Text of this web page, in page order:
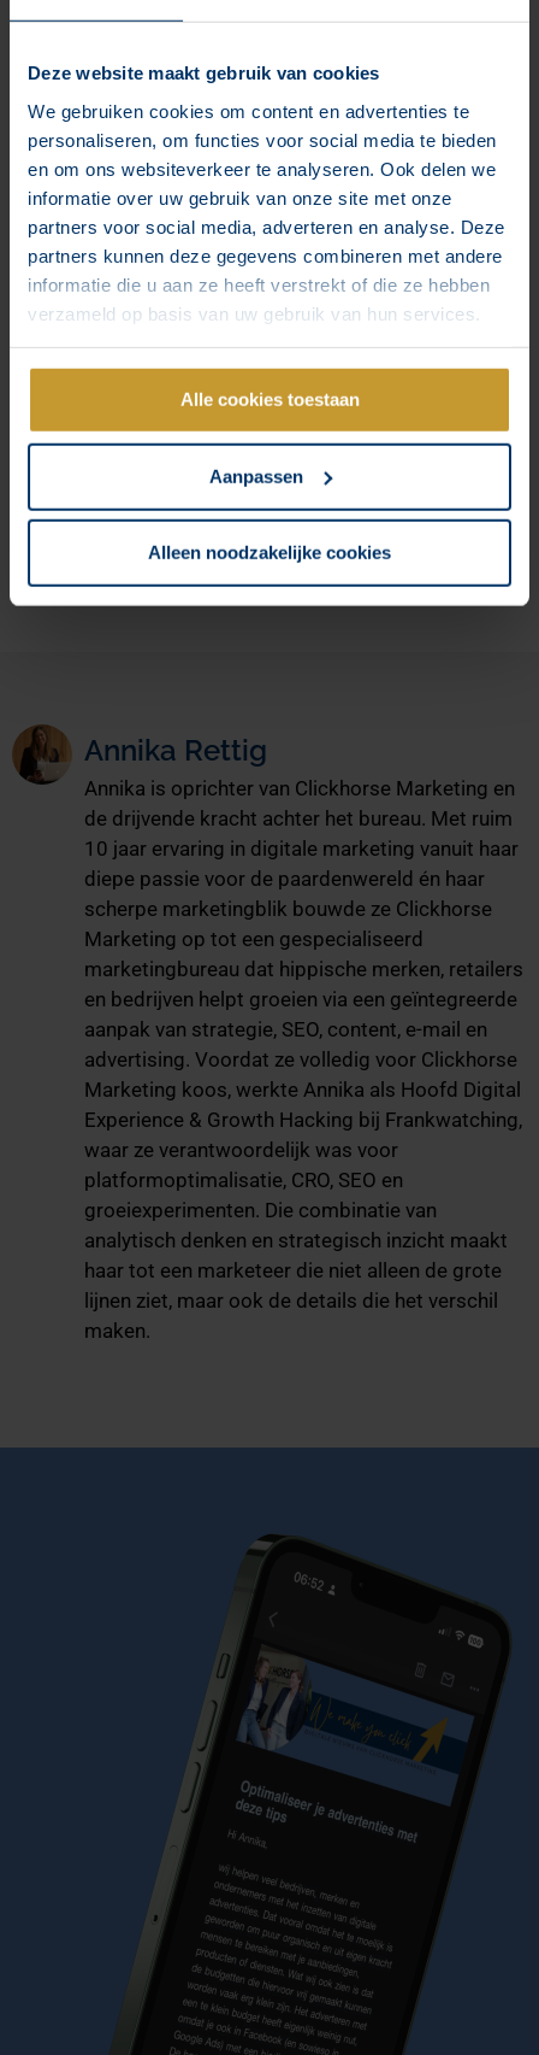
Deze website maakt gebruik van cookies
We gebruiken cookies om content en advertenties te
personaliseren, om functies voor social media te bieden
en om ons websiteverkeer te analyseren. Ook delen we
informatie over uw gebruik van onze site met onze
partners voor social media, adverteren en analyse. Deze
partners kunnen deze gegevens combineren met andere
informatie die u aan ze heeft verstrekt of die ze hebben
verzameld op basis van uw gebruik van hun services.
Alle cookies toestaan
Aanpassen
Alleen noodzakelijke cookies
Je klant koopt voorspelbaarder dan
je denkt
Lees verder »
Annika Rettig
Annika is oprichter van Clickhorse Marketing en
de drijvende kracht achter het bureau. Met ruim
10 jaar ervaring in digitale marketing vanuit haar
diepe passie voor de paardenwereld én haar
scherpe marketingblik bouwde ze Clickhorse
Marketing op tot een gespecialiseerd
marketingbureau dat hippische merken, retailers
en bedrijven helpt groeien via een geïntegreerde
aanpak van strategie, SEO, content, e-mail en
advertising. Voordat ze volledig voor Clickhorse
Marketing koos, werkte Annika als Hoofd Digital
Experience & Growth Hacking bij Frankwatching,
waar ze verantwoordelijk was voor
platformoptimalisatie, CRO, SEO en
groeiexperimenten. Die combinatie van
analytisch denken en strategisch inzicht maakt
haar tot een marketeer die niet alleen de grote
lijnen ziet, maar ook de details die het verschil
maken.